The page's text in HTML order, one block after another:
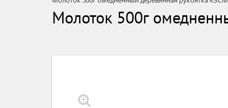
Молоток 500г